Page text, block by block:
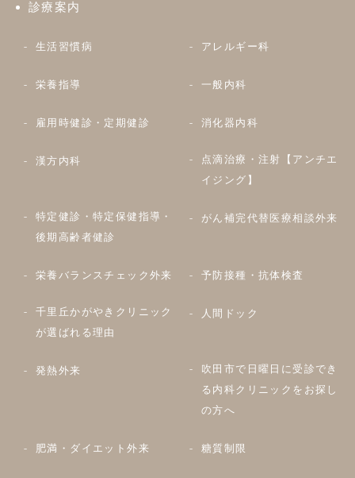
診療案内
生活習慣病 アレルギー科
栄養指導 一般内科
雇用時健診・定期健診 消化器内科
漢方内科
点滴治療・注射【アンチエ
イジング】
特定健診・特定保健指導・
後期高齢者健診
がん補完代替医療相談外来
栄養バランスチェック外来 予防接種・抗体検査
千里丘かがやきクリニック
が選ばれる理由
人間ドック
発熱外来
吹田市で日曜日に受診でき
る内科クリニックをお探し
の方へ
肥満・ダイエット外来 糖質制限